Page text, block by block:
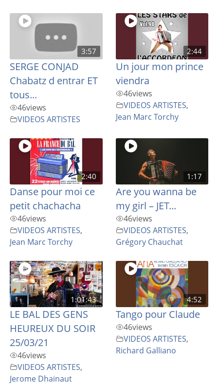
3:57
SERGE CONJAD
Chabatz d entrar ET
tous...
46views
VIDEOS ARTISTES
2:44
Un jour mon prince
viendra
46views
VIDEOS ARTISTES,
Jean Marc Torchy
2:40
Danse pour moi ce
petit chachacha
46views
VIDEOS ARTISTES,
Jean Marc Torchy
1:17
Are you wanna be
my girl – JET...
46views
VIDEOS ARTISTES,
Grégory Chauchat
1:01:43
LE BAL DES GENS
HEUREUX DU SOIR
25/03/21
46views
VIDEOS ARTISTES,
Jerome Dhainaut
4:52
Tango pour Claude
46views
VIDEOS ARTISTES,
Richard Galliano